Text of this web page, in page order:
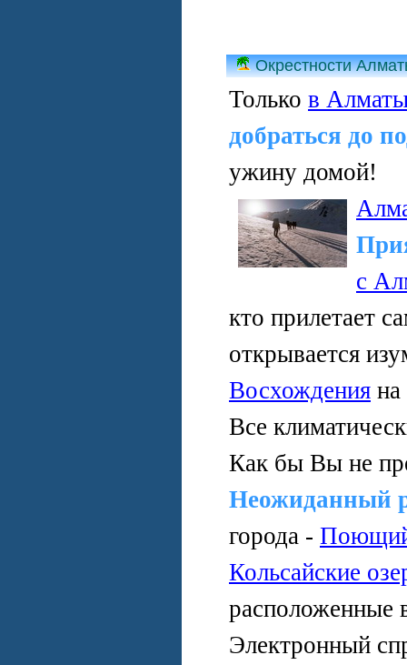
Окрестности
Только в
добраться до
ужину домой!
с
кто прилетает
открывается
Восхождения
Все
Как бы Вы не
Неожиданный
города -
Кольсайские
расположенные
Электронный